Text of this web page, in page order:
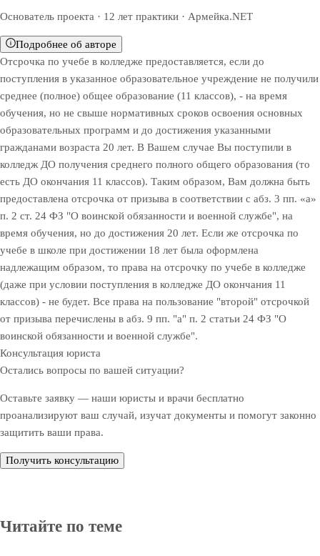
Основатель проекта · 12 лет практики · Армейка.NET
Подробнее об авторе
Отсрочка по учебе в колледже предоставляется, если до
поступления в указанное образовательное учреждение не получили
среднее (полное) общее образование (11 классов), - на время
обучения, но не свыше нормативных сроков освоения основных
образовательных программ и до достижения указанными
гражданами возраста 20 лет. В Вашем случае Вы поступили в
колледж ДО получения среднего полного общего образования (то
есть ДО окончания 11 классов). Таким образом, Вам должна быть
предоставлена отсрочка от призыва в соответствии с абз. 3 пп. «а»
п. 2 ст. 24 ФЗ "О воинской обязанности и военной службе", на
время обучения, но до достижения 20 лет. Если же отсрочка по
учебе в школе при достижении 18 лет была оформлена
надлежащим образом, то права на отсрочку по учебе в колледже
(даже при условии поступления в колледже ДО окончания 11
классов) - не будет. Все права на пользование "второй" отсрочкой
от призыва перечислены в абз. 9 пп. "а" п. 2 статьи 24 ФЗ "О
воинской обязанности и военной службе".
Консультация юриста
Остались вопросы по вашей ситуации?
Оставьте заявку — наши юристы и врачи бесплатно
проанализируют ваш случай, изучат документы и помогут законно
защитить ваши права.
Получить консультацию
Читайте по теме